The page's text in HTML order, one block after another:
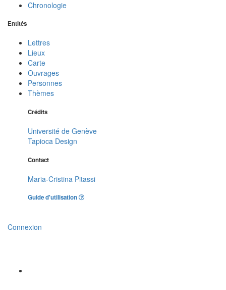
Chronologie
Entités
Lettres
Lieux
Carte
Ouvrages
Personnes
Thèmes
Crédits
Université de Genève
Tapioca Design
Contact
Maria-Cristina Pitassi
Guide d'utilisation
Connexion